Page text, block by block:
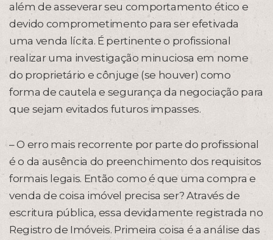
além de asseverar seu comportamento ético e
devido comprometimento para ser efetivada
uma venda lícita. É pertinente o profissional
realizar uma investigação minuciosa em nome
do proprietário e cônjuge (se houver) como
forma de cautela e segurança da negociação para
que sejam evitados futuros impasses.
– O erro mais recorrente por parte do profissional
é o da ausência do preenchimento dos requisitos
formais legais. Então como é que uma compra e
venda de coisa imóvel precisa ser? Através de
escritura pública, essa devidamente registrada no
Registro de Imóveis. Primeira coisa é a análise das